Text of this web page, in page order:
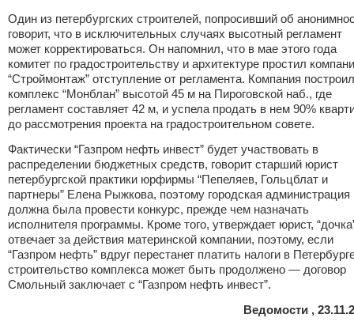
Один из петербургских строителей, попросивший об
говорит, что в исключительных случаях высотный регламент
может корректироваться. Он напомнил, что в мае этого года
комитет по градостроительству и архитектуре простил
“Строймонтаж” отступление от регламента. Компания
комплекс “Монблан” высотой 45 м на Пироговской наб., где
регламент составляет 42 м, и успела продать в нем 90%
до рассмотрения проекта на градостроительном совете.
Фактически “Газпром нефть инвест” будет участвовать в
распределении бюджетных средств, говорит старший юрист
петербургской практики юрфирмы “Пепеляев, Гольцблат и
партнеры” Елена Рыжкова, поэтому городская администрация
должна была провести конкурс, прежде чем назначать
исполнителя программы. Кроме того, утверждает юрист,
отвечает за действия материнской компании, поэтому, если
“Газпром нефть” вдруг перестанет платить налоги в
строительство комплекса может быть продолжено — договор
Смольный заключает с “Газпром нефть инвест”.
Ведомости ,